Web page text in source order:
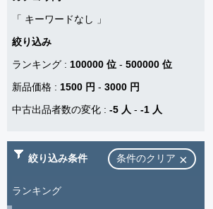
「 キーワードなし
」
絞り込み
ランキング : 100000 位 - 500000 位
新品価格 : 1500 円 - 3000 円
中古出品者数の変化 : -5 人 - -1 人
絞り込み条件 条件のクリア
ランキング